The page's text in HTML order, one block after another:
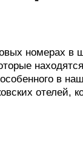
номерах в
в
отелей,